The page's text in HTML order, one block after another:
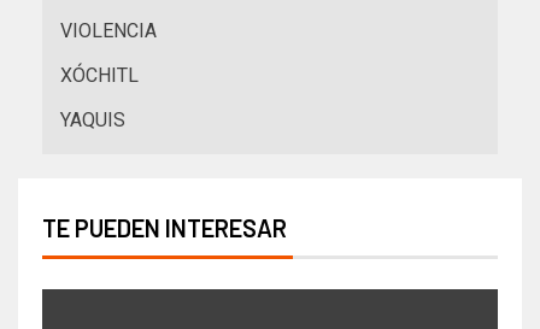
VIOLENCIA
XÓCHITL
YAQUIS
TE PUEDEN INTERESAR